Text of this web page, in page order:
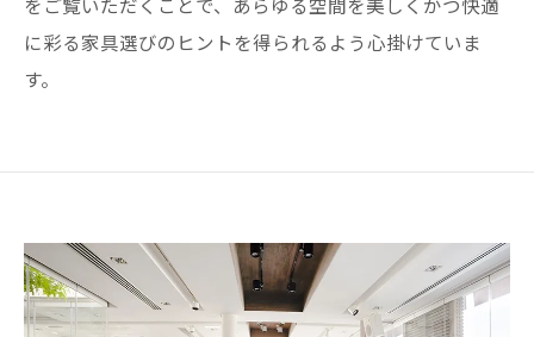
をご覧いただくことで、あらゆる空間を美しくかつ快適
に彩る家具選びのヒントを得られるよう心掛けていま
す。